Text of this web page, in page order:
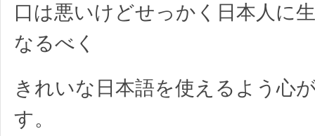
口は悪いけどせっかく日本人に
なるべく
きれいな日本語を使えるよう心
す。